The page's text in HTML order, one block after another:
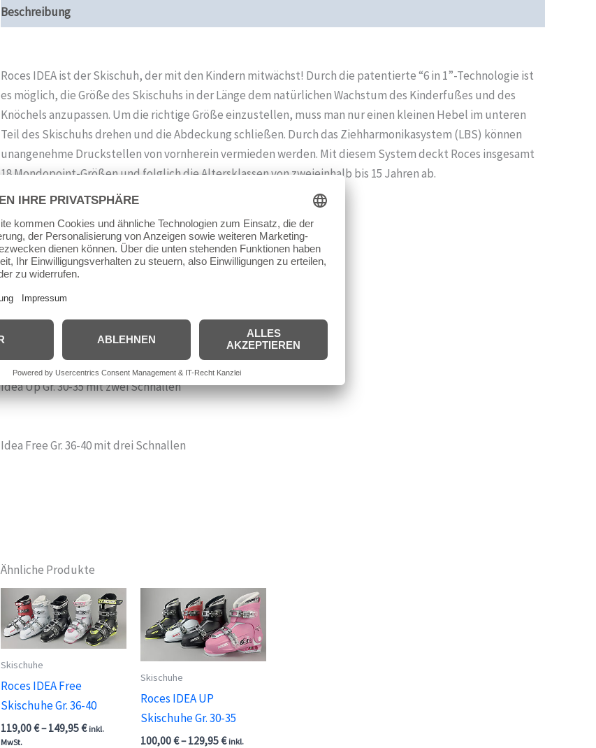
Beschreibung
Roces IDEA ist der Skischuh, der mit den Kindern mitwächst! Durch die patentierte “6 in 1”-Technologie ist
es möglich, die Größe des Skischuhs in der Länge dem natürlichen Wachstum des Kinderfußes und des
Knöchels anzupassen. Um die richtige Größe einzustellen, muss man nur einen kleinen Hebel im unteren
Teil des Skischuhs drehen und die Abdeckung schließen. Durch das Ziehharmonikasystem (LBS) können
unangenehme Druckstellen von vornherein vermieden werden. Mit diesem System deckt Roces insgesamt
18 Mondopoint-Größen und folglich die Altersklassen von zweieinhalb bis 15 Jahren ab.
Allgemeininformation Skischuhe IDEA von Roces:
Idea Up Gr. 25-29 mit einer Schnalle
Idea Up Gr. 30-35 mit zwei Schnallen
Idea Free Gr. 36-40 mit drei Schnallen
Ähnliche Produkte
Skischuhe
Roces IDEA Free
Skischuhe Gr. 36-40
119,00€–149,95€ inkl.
MwSt.
Skischuhe
Roces IDEA UP
Skischuhe Gr. 30-35
100,00€–129,95€ inkl.